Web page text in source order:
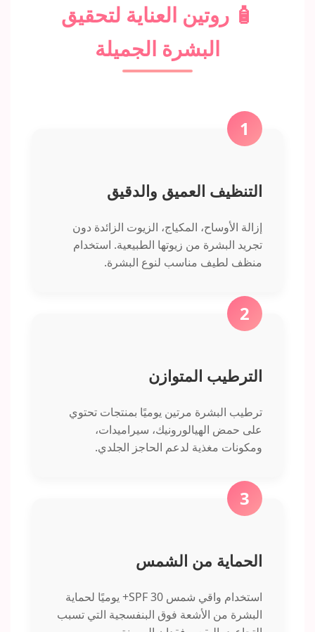
🧴 روتين العناية لتحقيق
البشرة الجميلة
1
التنظيف العميق والدقيق
إزالة الأوساح، المكياج، الزيوت الزائدة دون
تجريد البشرة من زيوتها الطبيعية. استخدام
منظف لطيف مناسب لنوع البشرة.
2
الترطيب المتوازن
ترطيب البشرة مرتين يوميًا بمنتجات تحتوي
على حمض الهيالورونيك، سيراميدات،
ومكونات مغذية لدعم الحاجز الجلدي.
3
الحماية من الشمس
استخدام واقي شمس SPF 30+ يوميًا لحماية
البشرة من الأشعة فوق البنفسجية التي تسبب